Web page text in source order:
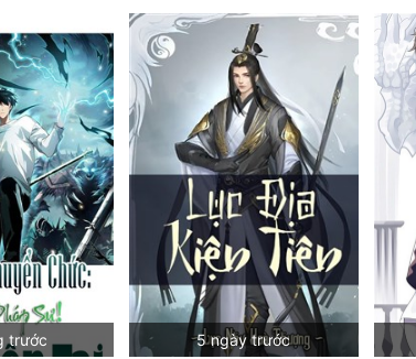
trước
5 ngày trước